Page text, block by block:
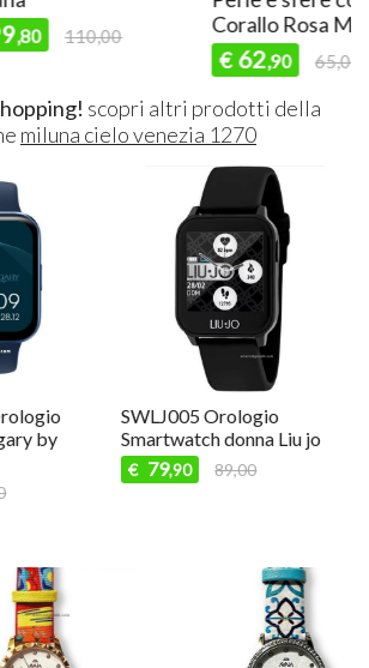
Corallo Rosa Miluna
65,00
scopri altri prodotti della
miluna cielo venezia 1270
by
SWLJ005 Orologio
Smartwatch donna Liu jo
€ 79,90 89,00